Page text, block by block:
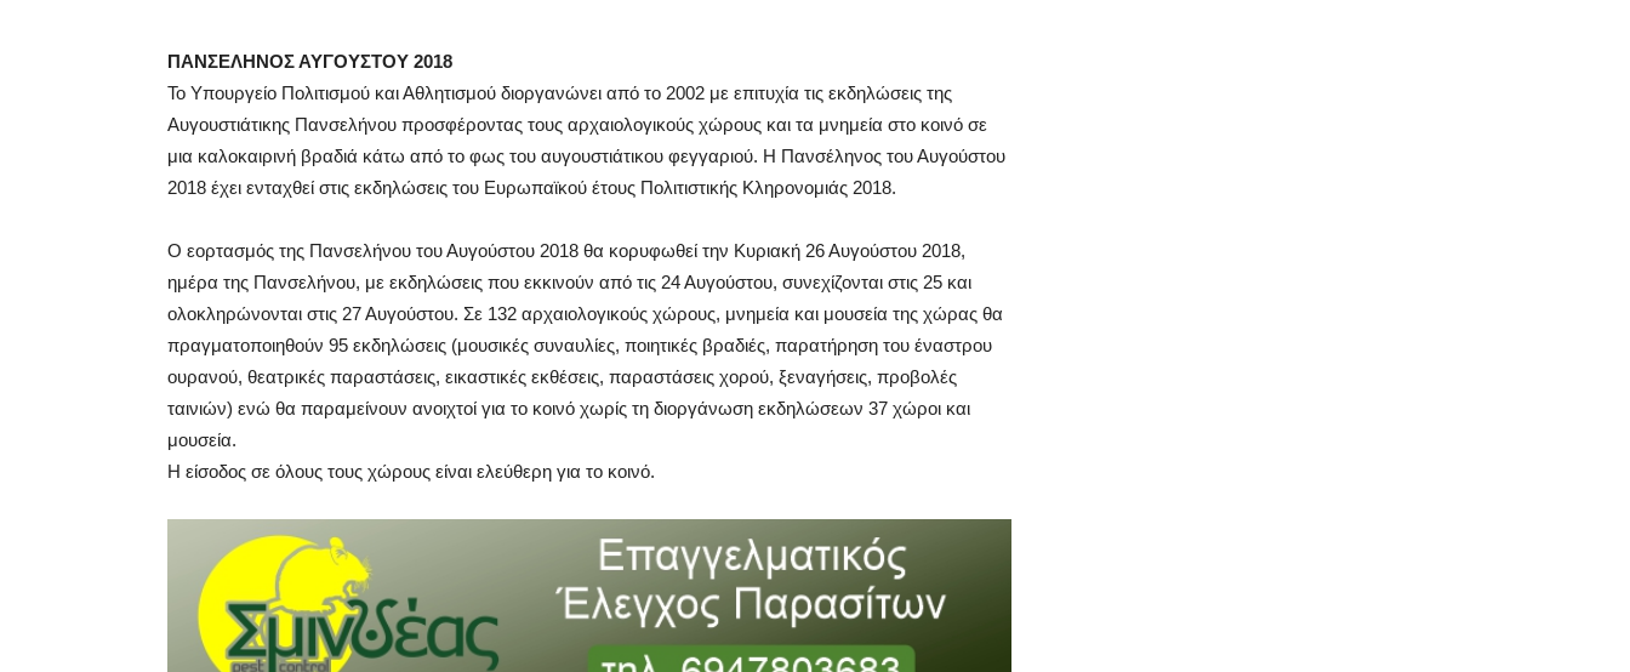
ΠΑΝΣΕΛΗΝΟΣ ΑΥΓΟΥΣΤΟΥ 2018
Το Υπουργείο Πολιτισμού και Αθλητισμού διοργανώνει από το 2002 με επιτυχία τις εκδηλώσεις της
Αυγουστιάτικης Πανσελήνου προσφέροντας τους αρχαιολογικούς χώρους και τα μνημεία στο κοινό σε
μια καλοκαιρινή βραδιά κάτω από το φως του αυγουστιάτικου φεγγαριού. Η Πανσέληνος του Αυγούστου
2018 έχει ενταχθεί στις εκδηλώσεις του Ευρωπαϊκού έτους Πολιτιστικής Κληρονομιάς 2018.
Ο εορτασμός της Πανσελήνου του Αυγούστου 2018 θα κορυφωθεί την Κυριακή 26 Αυγούστου 2018,
ημέρα της Πανσελήνου, με εκδηλώσεις που εκκινούν από τις 24 Αυγούστου, συνεχίζονται στις 25 και
ολοκληρώνονται στις 27 Αυγούστου. Σε 132 αρχαιολογικούς χώρους, μνημεία και μουσεία της χώρας θα
πραγματοποιηθούν 95 εκδηλώσεις (μουσικές συναυλίες, ποιητικές βραδιές, παρατήρηση του έναστρου
ουρανού, θεατρικές παραστάσεις, εικαστικές εκθέσεις, παραστάσεις χορού, ξεναγήσεις, προβολές
ταινιών) ενώ θα παραμείνουν ανοιχτοί για το κοινό χωρίς τη διοργάνωση εκδηλώσεων 37 χώροι και
μουσεία.
Η είσοδος σε όλους τους χώρους είναι ελεύθερη για το κοινό.